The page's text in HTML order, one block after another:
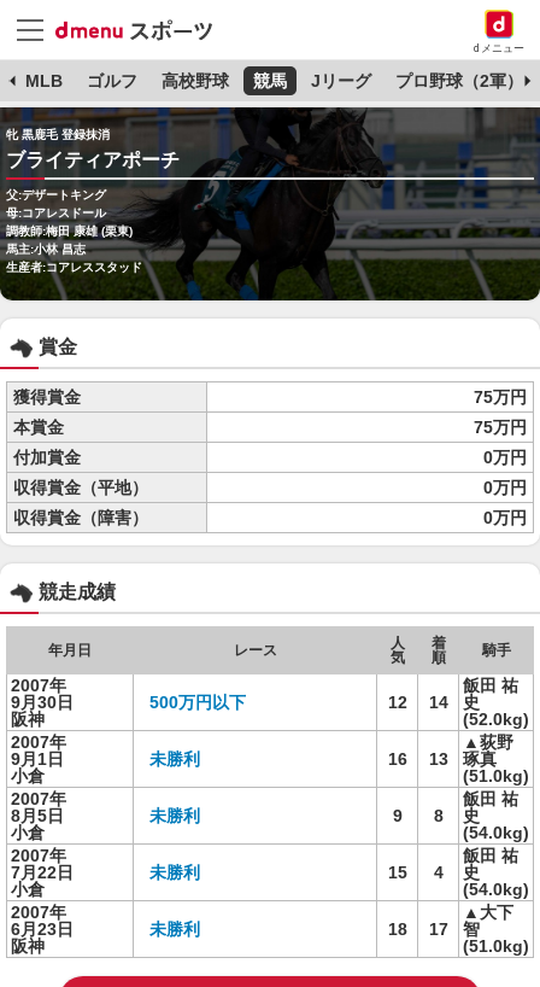
dメニュー
MLB ゴルフ 高校野球 競馬 Jリーグ プロ野球（2軍）
牝 黒鹿毛 登録抹消
ブライティアポーチ
父:デザートキング
母:コアレスドール
調教師:梅田 康雄 (栗東)
馬主:小林 昌志
生産者:コアレススタッド
賞金
獲得賞金
75万円
本賞金
75万円
付加賞金
0万円
収得賞金（平地）
0万円
収得賞金（障害）
0万円
競走成績
年月日 レース
人
気
着
順
騎手
2007年
9月30日
阪神
500万円以下 12 14
飯田 祐
史
(52.0kg)
2007年
9月1日
小倉
未勝利 16 13
▲荻野
琢真
(51.0kg)
2007年
8月5日
小倉
未勝利 9 8
飯田 祐
史
(54.0kg)
2007年
7月22日
小倉
未勝利 15 4
飯田 祐
史
(54.0kg)
2007年
6月23日
阪神
未勝利 18 17
▲大下
智
(51.0kg)